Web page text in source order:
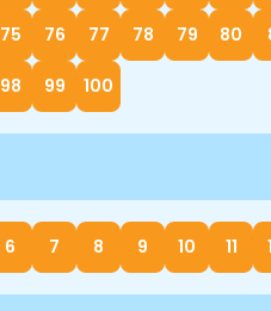
75 76 77 78 79 80
98 99 100
6 7 8 9 10 11